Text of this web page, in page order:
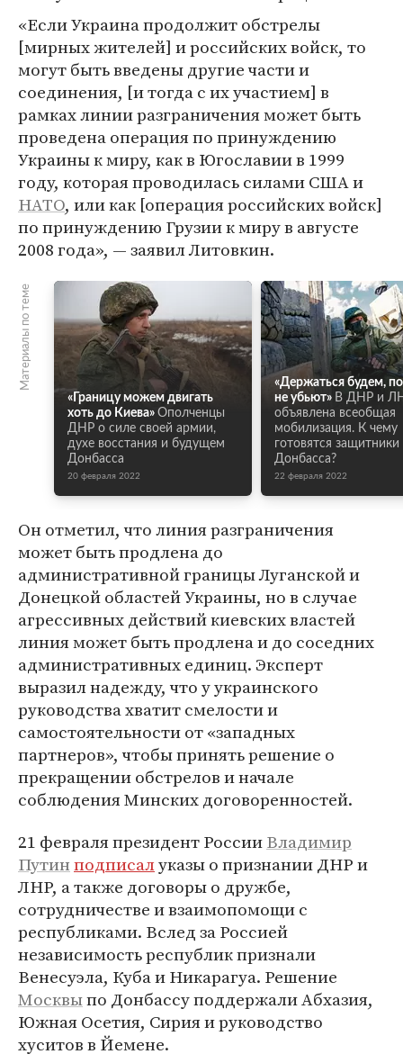
«Если Украина продолжит обстрелы
[мирных жителей] и российских войск, то
могут быть введены другие части и
соединения, [и тогда с их участием] в
рамках линии разграничения может быть
проведена операция по принуждению
Украины к миру, как в Югославии в 1999
году, которая проводилась силами США и
НАТО, или как [операция российских войск]
по принуждению Грузии к миру в августе
2008 года», — заявил Литовкин.
Материалы по теме
«Границу можем двигать
хоть до Киева» Ополченцы
ДНР о силе своей армии,
духе восстания и будущем
Донбасса
20 февраля 2022
«Держаться будем,
не убьют» В ДНР и
объявлена всеобщая
мобилизация. К чему
готовятся защитники
Донбасса?
22 февраля 2022
Он отметил, что линия разграничения
может быть продлена до
административной границы Луганской и
Донецкой областей Украины, но в случае
агрессивных действий киевских властей
линия может быть продлена и до соседних
административных единиц. Эксперт
выразил надежду, что у украинского
руководства хватит смелости и
самостоятельности от «западных
партнеров», чтобы принять решение о
прекращении обстрелов и начале
соблюдения Минских договоренностей.
21 февраля президент РоссииВладимир
Путинподписалуказы о признании ДНР и
ЛНР, а также договоры о дружбе,
сотрудничестве и взаимопомощи с
республиками. Вслед за Россией
независимость республик признали
Венесуэла, Куба и Никарагуа. Решение
Москвыпо Донбассу поддержали Абхазия,
Южная Осетия, Сирия и руководство
хуситов в Йемене.